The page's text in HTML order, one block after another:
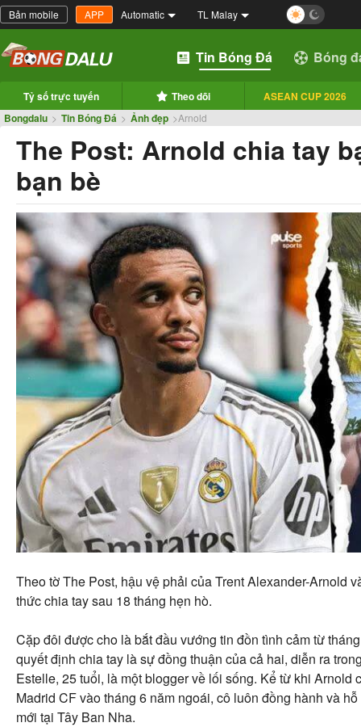
Bản mobile APP Automatic TL Malay
Tin Bóng Đá Bóng
Tỷ số trực tuyến Theo dõi
ASEAN CUP 2026
Bongdalu > Tin Bóng Đá > Ảnh đẹp >Arnold
The Post: Arnold chia tay
bạn bè
Theo tờ The Post, hậu vệ phải của Trent Alexander-Arnold
thức chia tay sau 18 tháng hẹn hò.
Cặp đôi được cho là bắt đầu vướng tin đồn tình cảm từ
quyết định chia tay là sự đồng thuận của cả hai, diễn ra
Estelle, 25 tuổi, là một blogger về lối sống. Kể từ khi
Madrid CF vào tháng 6 năm ngoái, cô luôn đồng hành và
mới tại Tây Ban Nha.